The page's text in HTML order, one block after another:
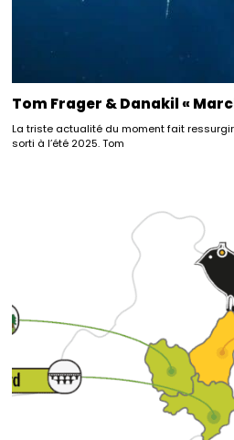
Tom Frager & Danakil «
La triste actualité du moment fait
sorti à l’été 2025. Tom